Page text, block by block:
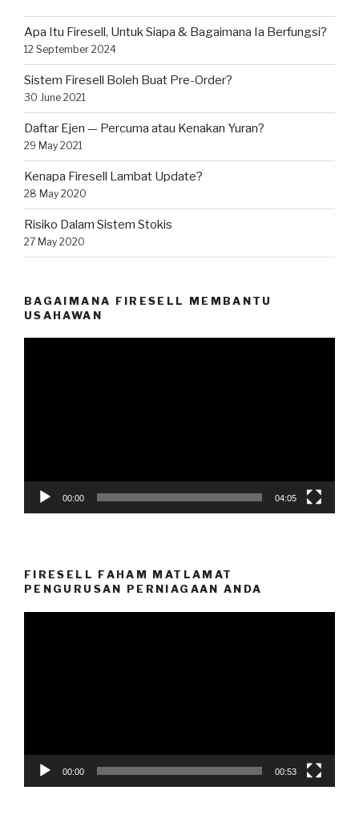
Apa Itu Firesell, Untuk Siapa & Bagaimana Ia Berfungsi?
12 September 2024
Sistem Firesell Boleh Buat Pre-Order?
30 June 2021
Daftar Ejen — Percuma atau Kenakan Yuran?
29 May 2021
Kenapa Firesell Lambat Update?
28 May 2020
Risiko Dalam Sistem Stokis
27 May 2020
BAGAIMANA FIRESELL MEMBANTU
USAHAWAN
00:00 04:05
FIRESELL FAHAM MATLAMAT
PENGURUSAN PERNIAGAAN ANDA
00:00 00:53